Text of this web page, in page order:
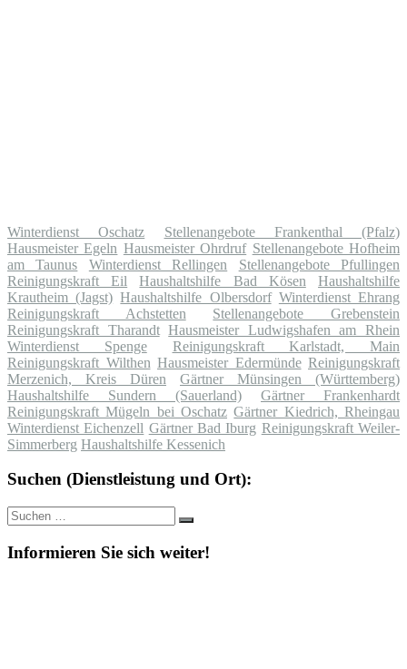
Winterdienst Oschatz
Stellenangebote Frankenthal (Pfalz)
Hausmeister Egeln Hausmeister Ohrdruf Stellenangebote Hofheim
am Taunus
Winterdienst Rellingen
Stellenangebote Pfullingen
Reinigungskraft Eil
Haushaltshilfe Bad Kösen
Haushaltshilfe
Krautheim (Jagst) Haushaltshilfe Olbersdorf Winterdienst Ehrang
Reinigungskraft Achstetten
Stellenangebote Grebenstein
Reinigungskraft Tharandt Hausmeister Ludwigshafen am Rhein
Winterdienst Spenge
Reinigungskraft Karlstadt, Main
Reinigungskraft Wilthen Hausmeister Edermünde Reinigungskraft
Merzenich, Kreis Düren
Gärtner Münsingen (Württemberg)
Haushaltshilfe Sundern (Sauerland)
Gärtner Frankenhardt
Reinigungskraft Mügeln bei Oschatz Gärtner Kiedrich, Rheingau
Winterdienst Eichenzell Gärtner Bad Iburg Reinigungskraft Weiler-
Simmerberg Haushaltshilfe Kessenich
Suchen (Dienstleistung und Ort):
Suche
nach:
Suchen
Informieren Sie sich weiter!